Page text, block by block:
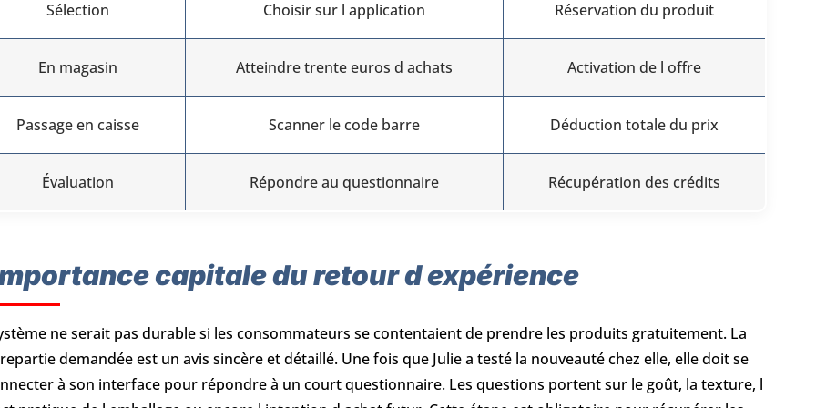
Sélection Choisir sur l application Réservation du produit
En magasin Atteindre trente euros d achats Activation de l offre
Passage en caisse Scanner le code barre Déduction totale du prix
Évaluation Répondre au questionnaire Récupération des crédits
capitale du retour d expérience
ne serait pas durable si les consommateurs se contentaient de prendre les produits gratuitement. La
demandée est un avis sincère et détaillé. Une fois que Julie a testé la nouveauté chez elle, elle doit se
à son interface pour répondre à un court questionnaire. Les questions portent sur le goût, la texture, l